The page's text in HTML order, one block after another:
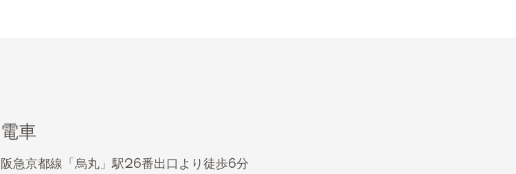
電車
阪急京都線「烏丸」駅26番出口より徒歩6分